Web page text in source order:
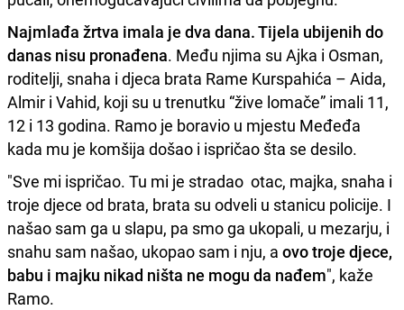
Najmlađa žrtva imala je dva dana. Tijela ubijenih do
danas nisu pronađena. Među njima su Ajka i Osman,
roditelji, snaha i djeca brata Rame Kurspahića – Aida,
Almir i Vahid, koji su u trenutku “žive lomače” imali 11,
12 i 13 godina. Ramo je boravio u mjestu Međeđa
kada mu je komšija došao i ispričao šta se desilo.
"Sve mi ispričao. Tu mi je stradao otac, majka, snaha i
troje djece od brata, brata su odveli u stanicu policije. I
našao sam ga u slapu, pa smo ga ukopali, u mezarju, i
snahu sam našao, ukopao sam i nju, a ovo troje djece,
babu i majku nikad ništa ne mogu da nađem", kaže
Ramo.